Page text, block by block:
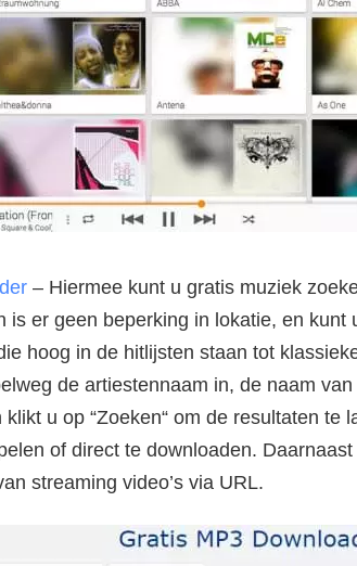
– Hiermee kunt u gratis muziek
is er geen beperking in lokatie, en kunt
hoog in de hitlijsten staan tot
de artiestennaam in, de naam
u op “Zoeken“ om de resultaten te
of direct te downloaden.
streaming video’s via URL.